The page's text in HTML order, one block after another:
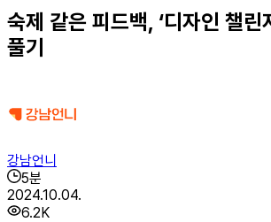
숙제 같은 피드백, ‘디자인 챌린
풀기
강남언니
5분
2024.10.04.
6.2K